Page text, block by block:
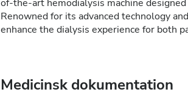
of-the-art hemodialysis machine
Renowned for its advanced technology
enhance the dialysis experience for both
Medicinsk dokumentation